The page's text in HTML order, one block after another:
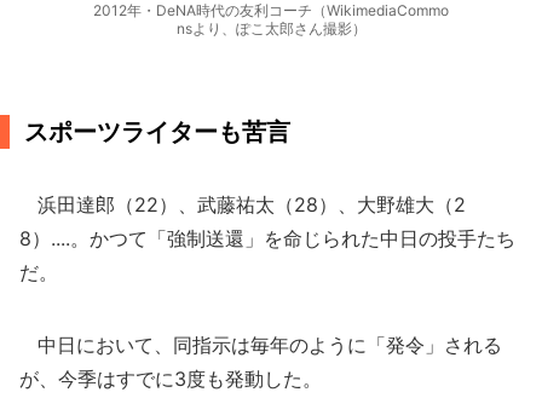
2012年・DeNA時代の友利コーチ（WikimediaCommo
nsより、ぽこ太郎さん撮影）
スポーツライターも苦言
浜田達郎（22）、武藤祐太（28）、大野雄大（2
8）....。かつて「強制送還」を命じられた中日の投手たち
だ。
中日において、同指示は毎年のように「発令」される
が、今季はすでに3度も発動した。